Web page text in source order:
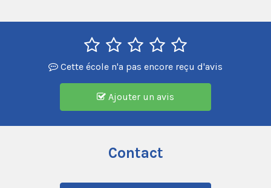
Cette école n'a pas encore reçu d'avis
Ajouter un avis
Contact